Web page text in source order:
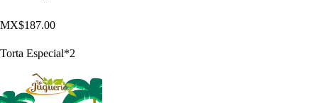
MX$187.00
Torta Especial*2